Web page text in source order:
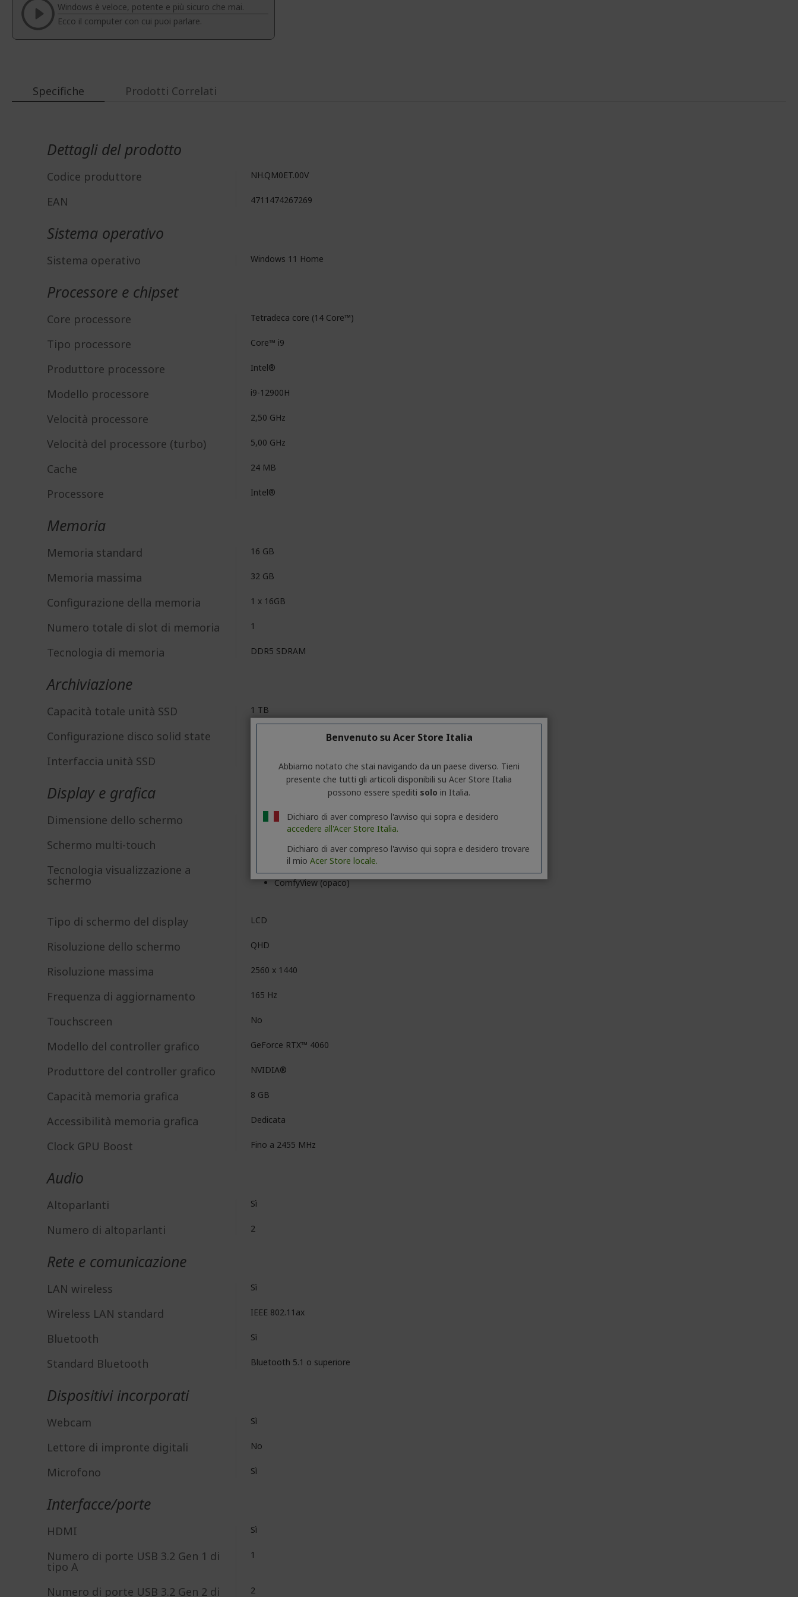
immagini
Windows è veloce, potente e più sicuro che mai.
Ecco il computer con cui puoi parlare.
Specifiche
Dettagli del prodotto
Codice produttore NH.QM0ET.00V
EAN 4711474267269
Sistema operativo
Sistema operativo Windows 11 Home
Processore e chipset
Core processore Tetradeca core (14 Core™)
Tipo processore Core™ i9
Produttore processore Intel®
Modello processore i9-12900H
Velocità processore 2,50 GHz
Velocità del processore (turbo) 5,00 GHz
Cache 24 MB
Processore Intel®
Memoria
Memoria standard 16 GB
Memoria massima 32 GB
Configurazione della memoria 1 x 16GB
Numero totale di slot di memoria 1
Tecnologia di memoria DDR5 SDRAM
Archiviazione
Capacità totale unità SSD 1 TB
Configurazione disco solid state
Interfaccia unità SSD
Display e grafica
Dimensione dello schermo 39,6 cm (15,6")
Schermo multi-touch
Tecnologia visualizzazione a
schermo
ComfyView (opaco)
Tipo di schermo del display LCD
Risoluzione dello schermo QHD
Risoluzione massima 2560 x 1440
Frequenza di aggiornamento 165 Hz
Touchscreen No
Modello del controller grafico GeForce RTX™ 4060
Produttore del controller grafico NVIDIA®
Capacità memoria grafica 8 GB
Accessibilità memoria grafica Dedicata
Clock GPU Boost Fino a 2455 MHz
Audio
Altoparlanti Sì
Numero di altoparlanti 2
Rete e comunicazione
LAN wireless Sì
Wireless LAN standard IEEE 802.11ax
Bluetooth Sì
Standard Bluetooth Bluetooth 5.1 o superiore
Dispositivi incorporati
Webcam Sì
Lettore di impronte digitali No
Microfono Sì
Interfacce/porte
HDMI Sì
Numero di porte USB 3.2 Gen 1 di
tipo A
1
Numero di porte USB 3.2 Gen 2 di 2
Prodotti Correlati
Benvenuto su Acer Store Italia
Abbiamo notato che stai navigando da un paese diverso. Tieni
presente che tutti gli articoli disponibili su Acer Store Italia
possono essere spediti solo in Italia.
Dichiaro di aver compreso l'avviso qui sopra e desidero
accedere all'Acer Store Italia.
Dichiaro di aver compreso l'avviso qui sopra e desidero trovare
il mio Acer Store locale.